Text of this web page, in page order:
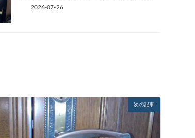
2026-07-26
次の記事